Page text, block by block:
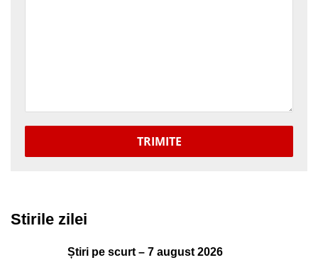
TRIMITE
Stirile zilei
Știri pe scurt – 7 august 2026